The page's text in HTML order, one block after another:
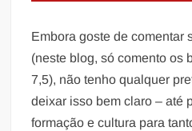
Embora goste de comentar
(neste blog, só comento os
7,5), não tenho qualquer
deixar isso bem claro – até
formação e cultura para